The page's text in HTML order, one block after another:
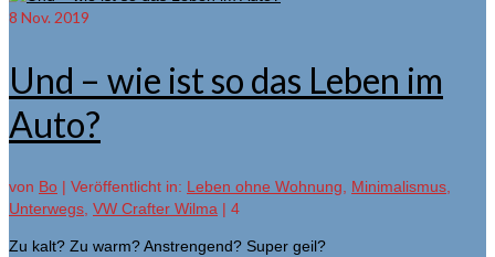
8 Nov. 2019
Und – wie ist so das Leben im
Auto?
von Bo | Veröffentlicht in: Leben ohne Wohnung Minimalismus
Unterwegs VW Crafter Wilma | 4
Zu kalt? Zu warm? Anstrengend? Super geil?